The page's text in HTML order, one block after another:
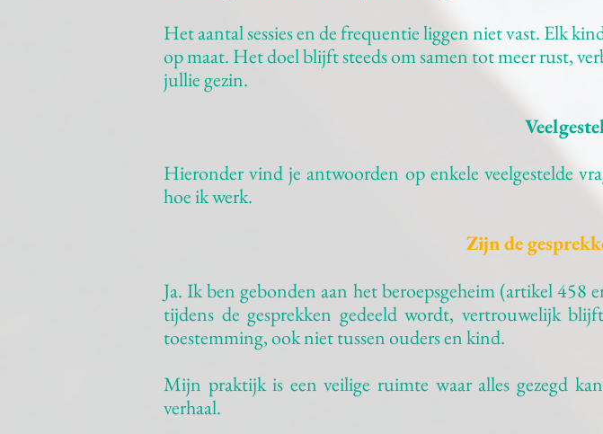
Het aantal sessies en de frequentie liggen niet vast. Elk
op maat. Het doel blijft steeds om samen tot meer rust,
jullie gezin.
Hieronder vind je antwoorden op enkele veelgestelde
hoe ik werk.
Zijn de
Ja. Ik ben gebonden aan het beroepsgeheim (artikel
tijdens de gesprekken gedeeld wordt, vertrouwelijk
toestemming, ook niet tussen ouders en kind.
Mijn praktijk is een veilige ruimte waar alles gezegd
verhaal.